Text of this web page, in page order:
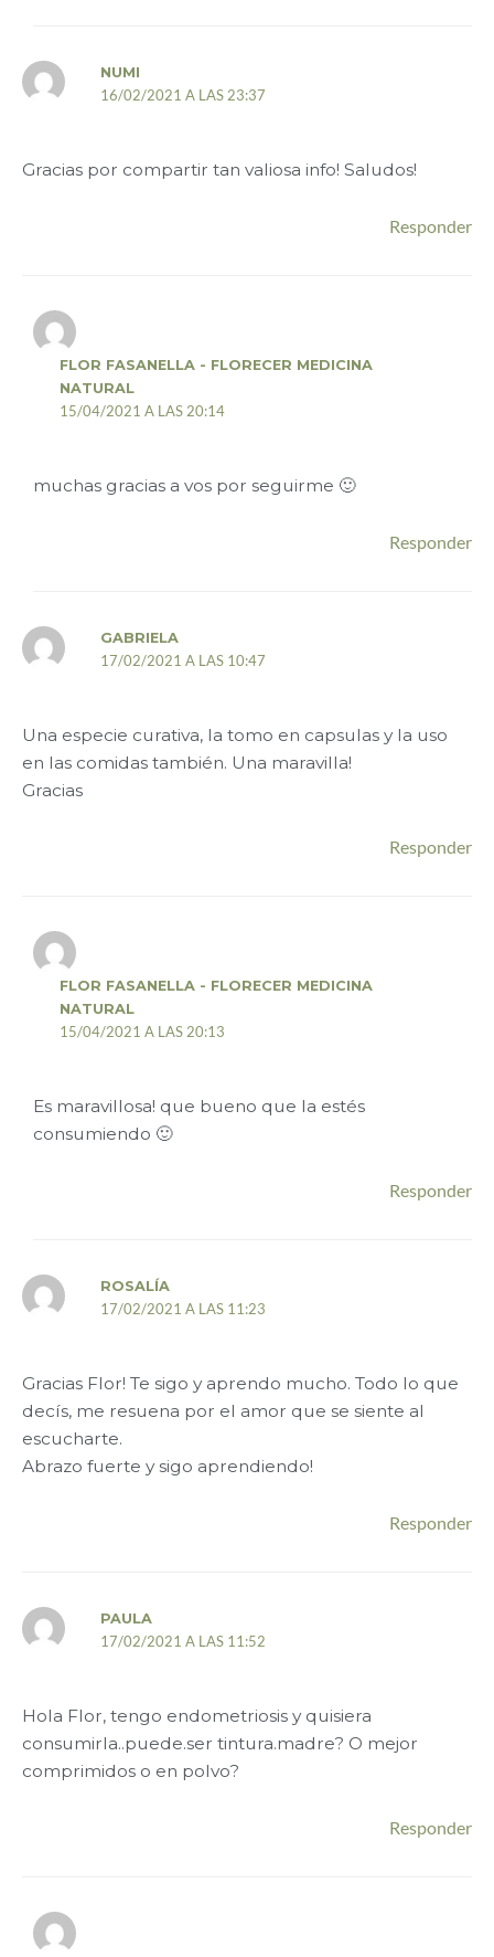
NUMI
16/02/2021 A LAS 23:37
Gracias por compartir tan valiosa info! Saludos!
Responder
FLOR FASANELLA - FLORECER MEDICINA
NATURAL
15/04/2021 A LAS 20:14
muchas gracias a vos por seguirme 🙂
Responder
GABRIELA
17/02/2021 A LAS 10:47
Una especie curativa, la tomo en capsulas y la uso
en las comidas también. Una maravilla!
Gracias
Responder
FLOR FASANELLA - FLORECER MEDICINA
NATURAL
15/04/2021 A LAS 20:13
Es maravillosa! que bueno que la estés
consumiendo 🙂
Responder
ROSALÍA
17/02/2021 A LAS 11:23
Gracias Flor! Te sigo y aprendo mucho. Todo lo que
decís, me resuena por el amor que se siente al
escucharte.
Abrazo fuerte y sigo aprendiendo!
Responder
PAULA
17/02/2021 A LAS 11:52
Hola Flor, tengo endometriosis y quisiera
consumirla..puede.ser tintura.madre? O mejor
comprimidos o en polvo?
Responder